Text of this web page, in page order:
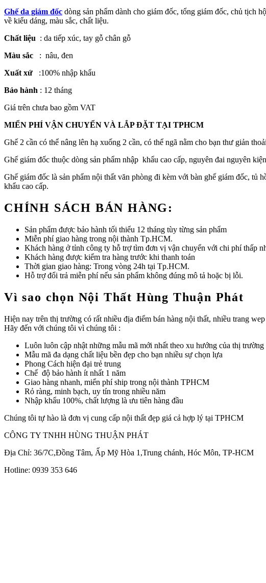
Ghế da giám đốc dòng sản phẩm dành cho giám đốc, tổng giám đốc, chủ tịch
về kiểu dáng, màu sắc, chất liệu.
Chất liệu : da tiếp xúc, tay gỗ chân gỗ
Màu sắc
: nâu, đen
Xuất xứ
:100% nhập khẩu
Bảo hành : 12 tháng
Giá trên chưa bao gồm VAT
MIỂN PHÍ VẬN CHUYỂN VÀ LẮP ĐẶT TẠI TPHCM
Ghế 2 cần có thể nâng lên hạ xuống 2 cần, có thể ngã nằm cho bạn thư giản
Ghế giám đốc thuộc dòng sản phẩm nhập khẩu cao cấp, nguyên đai nguyên
Ghế giám đốc là sản phẩm nội thất văn phòng đi kèm với bàn ghế giám đốc, tủ
khẩu cao cấp.
CHÍNH SÁCH BÁN HÀNG:
Sản phẩm được bảo hành tối thiểu 12 tháng tùy từng sản phẩm
Miễn phí giao hàng trong nội thành Tp.HCM.
Khách hàng ở tỉnh công ty hỗ trợ tìm đơn vị vận chuyển với chi phí thấp
Khách hàng được kiểm tra hàng trước khi thanh toán
Thời gian giao hàng: Trong vòng 24h tại Tp.HCM.
Hỗ trợ đổi trả miễn phí nếu sản phẩm không đúng mô tả hoặc bị lỗi.
Vì sao chọn Nội Thất Hùng Thuận Phát
Hiện nay trên thị trường có rất nhiều địa điểm bán hàng nội thất, nhiều trang
Hãy đến với chúng tôi vì chúng tôi :
Luôn luôn cập nhật những mẫu mã mới nhất theo xu hướng của thị trường
Mẫu mã đa dạng chất liệu bền đẹp cho bạn nhiều sự chọn lựa
Phong Cách hiện đại trẻ trung
Chế độ bảo hành ít nhất 1 năm
Giao hàng nhanh, miển phí ship trong nội thành TPHCM
Rỏ ràng, minh bạch, uy tín trong nhiều năm
Nhập khẩu 100%, chất lượng là ưu tiên hàng đầu
Chúng tôi tự hào là đơn vị cung cấp nội thất đẹp giá cả hợp lý tại TPHCM
CÔNG TY TNHH HÙNG THUẬN PHÁT
Địa Chỉ: 36/7C,Đồng Tâm, Ấp Mỹ Hòa 1,Trung chánh, Hóc Môn, TP-HCM
Hotline: 0939 353 646